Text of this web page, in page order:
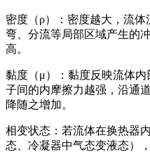
密度（ρ）：密度越大，流
弯、分流等局部区域产生的
高。
黏度（μ）：黏度反映流体
子间的内摩擦力越强，沿通
降随之增加。
相变状态：若流体在换热器
态、冷凝器中气态变液态）